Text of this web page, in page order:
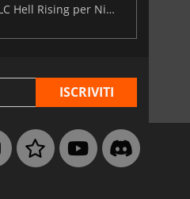
Annunciato ufficialmente il DLC Hell Rising per Nioh 3